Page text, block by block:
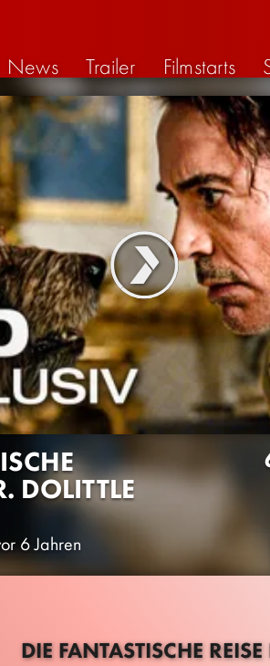
News Trailer Filmstarts
DOLITTLE
6 Jahren
DIE FANTASTISCHE